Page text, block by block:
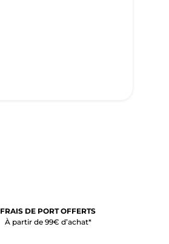
FRAIS DE PORT OFFERTS
À partir de 99€ d’achat*